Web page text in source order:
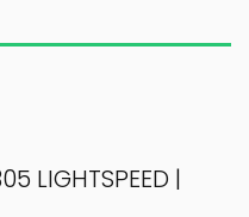
LIGHTSPEED |